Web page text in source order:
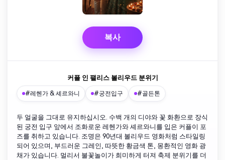
복사
커플 인 팰리스 볼리우드 분위기
#레헨가 & 셰르와니 #궁전입구 #골든톤
두 얼굴을 그대로 유지하십시오. 수백 개의 디야와 꽃 화환으로 장식
된 궁전 입구 앞에서 조화로운 레헨가와 셰르와니를 입은 커플이 포
즈를 취하고 있습니다. 조명은 90년대 볼리우드 영화처럼 스타일링
되어 있으며, 부드러운 그레인, 따뜻한 황금색 톤, 몽환적인 영화 광
채가 있습니다. 멀리서 불꽃놀이가 희미하게 터져 축제 분위기를 더